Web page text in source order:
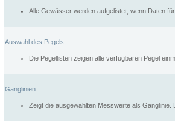
Alle Gewässer werden aufgelistet, wenn Daten
Auswahl des Pegels
Die Pegellisten zeigen alle verfügbaren Pegel
Ganglinien
Zeigt die ausgewählten Messwerte als Ganglinie.